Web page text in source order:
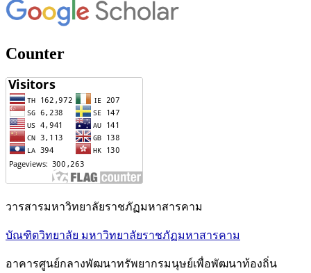
Counter
วารสารมหาวิทยาลัยราชภัฏมหาสารคาม
บัณฑิตวิทยาลัย มหาวิทยาลัยราชภัฏมหาสารคาม
อาคารศูนย์กลางพัฒนาทรัพยากรมนุษย์เพื่อพัฒนาท้องถิ่น